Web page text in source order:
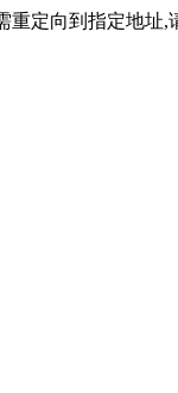
定向到指定地址